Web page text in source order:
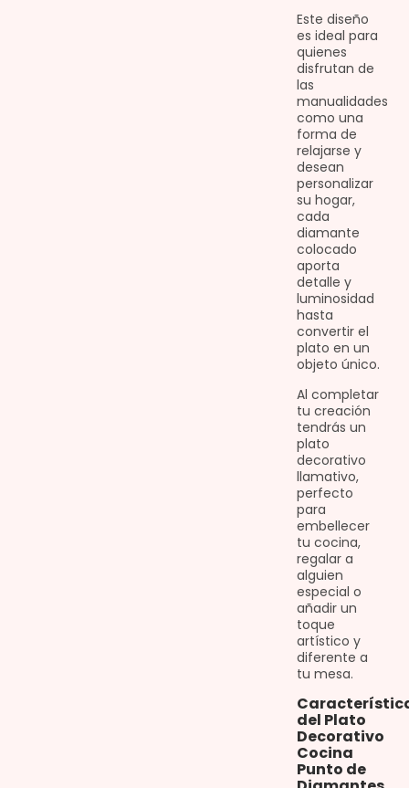
Este diseño
es ideal para
quienes
disfrutan de
las
manualidades
como una
forma de
relajarse y
desean
personalizar
su hogar,
cada
diamante
colocado
aporta
detalle y
luminosidad
hasta
convertir el
plato en un
objeto único.
Al completar
tu creación
tendrás un
plato
decorativo
llamativo,
perfecto
para
embellecer
tu cocina,
regalar a
alguien
especial o
añadir un
toque
artístico y
diferente a
tu mesa.
del Plato
Decorativo
Cocina
Punto de